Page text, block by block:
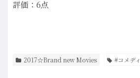
評価：6点
2017☆Brand new Movies #コメディ